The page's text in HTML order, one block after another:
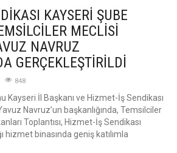
KAYSERİ ŞUBE
MECLİSİ
NAVRUZ
GERÇEKLEŞTİRİLDİ
848
Kayseri İl Başkanı ve Hizmet-İş Sendikası
Navruz’un başkanlığında, Temsilciler
Toplantısı, Hizmet-İş Sendikası
hizmet binasında geniş katılımla